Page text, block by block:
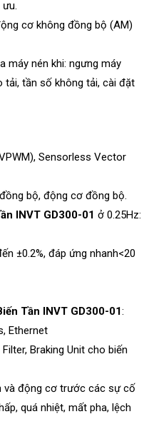
cơ không đồng bộ (AM)
máy nén khi: ngưng máy
tải, tần số không tải, cài đặt
Sensorless Vector
bộ, động cơ đồng bộ.
INVT GD300-01 ở 0.25Hz:
±0.2%, đáp ứng nhanh<20
Tần INVT GD300-01:
Ethernet
Braking Unit cho biến
và động cơ trước các sự cố
quá nhiệt, mất pha, lệch